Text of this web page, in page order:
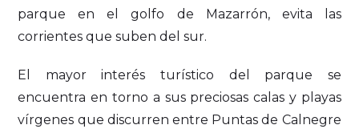
parque en el golfo de Mazarrón, evita las
corrientes que suben del sur.
El mayor interés turístico del parque se
encuentra en torno a sus preciosas calas y playas
vírgenes que discurren entre Puntas de Calnegre